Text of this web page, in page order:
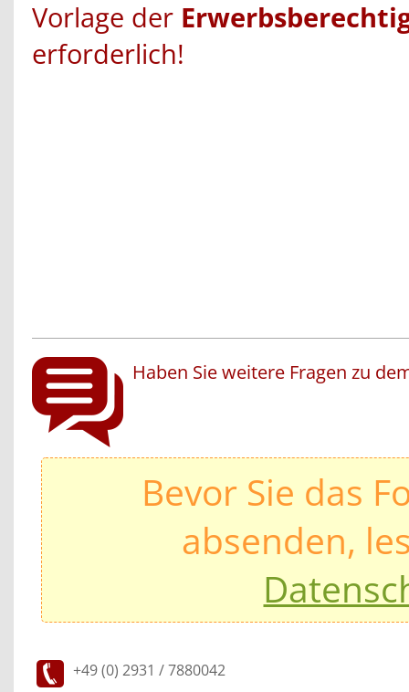
Vorlage der
erforderlich!
Haben Sie weitere Fragen zu
Bevor Sie das
absenden,
+49 (0) 2931 / 7880042